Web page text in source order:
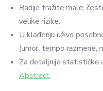
Radije tražite male,
velike rizike.
U klađenju uživo
(umor, tempo razmene,
Za detaljnije statističke
Abstract.